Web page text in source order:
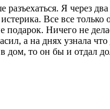
Я через
Все все
Ничего не
а на днях узнала
дом, то он бы и отдал